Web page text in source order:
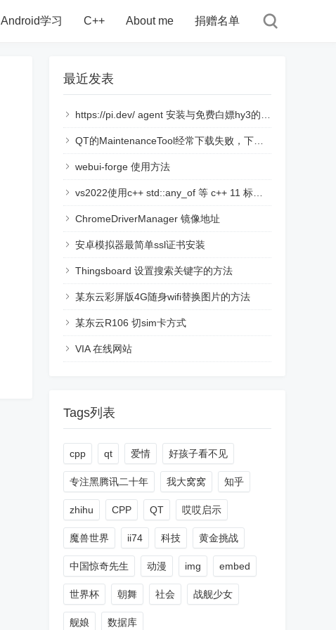
Android学习 C++ About me 捐赠名单
最近发表
https://pi.dev/ agent 安装与免费白嫖hy3的使用说明
QT的MaintenanceTool经常下载失败，下载链接断开的解决方法
webui-forge 使用方法
vs2022使用c++ std::any_of 等 c++ 11 标准语言时，提示报错namespace "std" has no member "all_of"
ChromeDriverManager 镜像地址
安卓模拟器最简单ssl证书安装
Thingsboard 设置搜索关键字的方法
某东云彩屏版4G随身wifi替换图片的方法
某东云R106 切sim卡方式
VIA 在线网站
Tags列表
cpp qt 爱情 好孩子看不见
专注黑腾讯二十年 我大窝窝 知乎
zhihu CPP QT 哎哎启示
魔兽世界 ii74 科技 黄金挑战
中国惊奇先生 动漫 img embed
世界杯 朝舞 社会 战舰少女
舰娘 数据库